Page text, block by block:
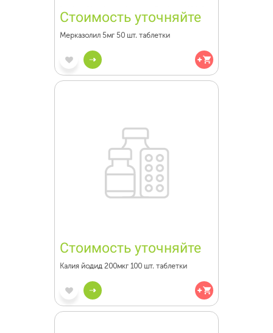
Стоимость уточняйте
Мерказолил 5мг 50 шт. таблетки
Стоимость уточняйте
Калия йодид 200мкг 100 шт. таблетки